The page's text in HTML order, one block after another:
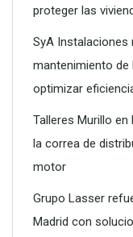
proteger las
SyA Instalaciones
mantenimiento de
optimizar
Talleres Murillo
la correa de
motor
Grupo Lasser
Madrid con